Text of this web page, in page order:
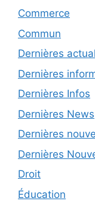
Commerce
Commun
Dernières
Dernières
Dernières Infos
Dernières News
Dernières
Dernières
Droit
Éducation